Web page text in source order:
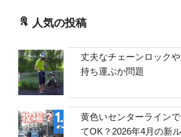
人気の投稿
丈夫なチェーンロック
持ち運ぶか問題
黄色いセンターライン
てOK？2026年4月の新